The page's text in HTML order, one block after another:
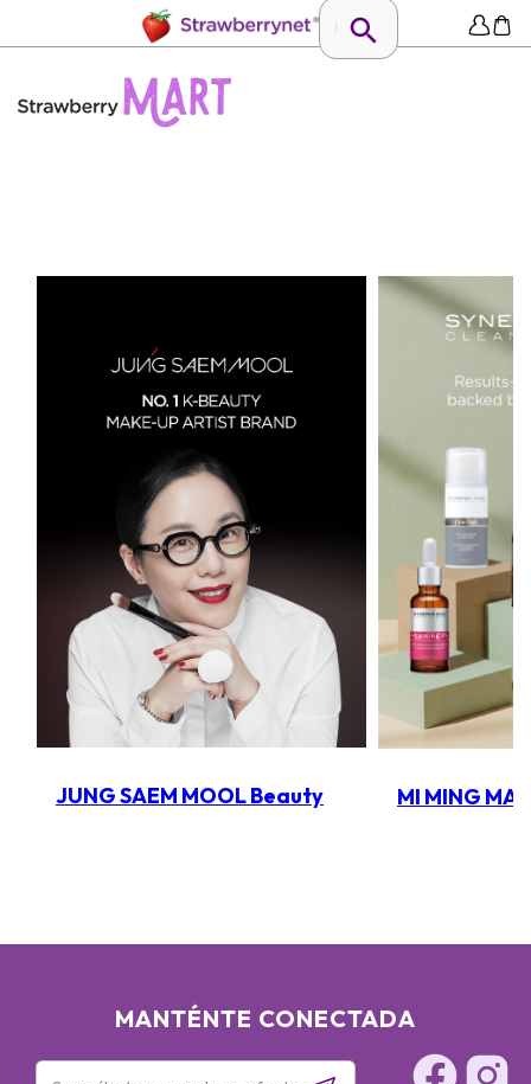
JUNG SAEM MOOL Beauty MI MING
MANTÉNTE CONECTADA